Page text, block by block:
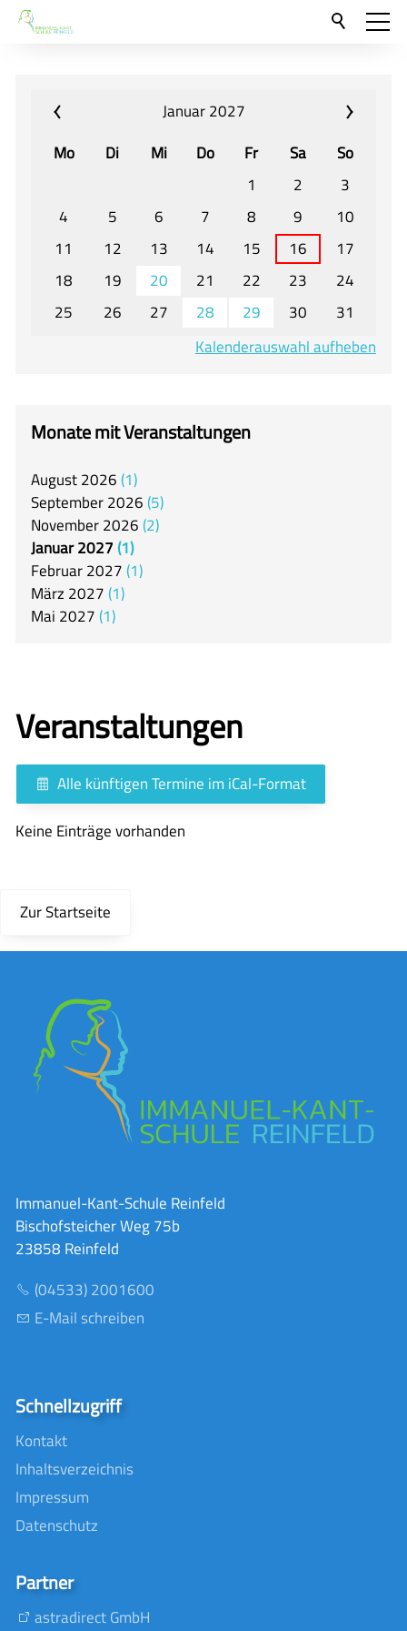
Neu hier?
Für Eltern und Schüler
Veranstaltungen und Termine
Unser Unterricht - Fachcurricula
Unsere Konzepte
Downloads
Unter-, Mittel und Oberstufe
itslearning
Arbeitsgemeinschaften
Mensa
Unsere Schulgemeinschaft
Kontakt
Januar 2027
Mo
Di Mi Do Fr Sa
So
1
2
3
4
5 6 7 8 9
10
11
12 13 14 15 16
17
18
19 20 21 22 23
24
25
26 27 28 29 30
31
Kalenderauswahl aufheben
Monate mit Veranstaltungen
August2026 1
September2026 5
November2026 2
Januar2027 1
Februar2027 1
März 2027 1
Mai 2027 1
Veranstaltungen
Alle künftigen Termine im iCal-Format
Keine Einträge vorhanden
Zur Startseite
Immanuel-Kant-Schule Reinfeld
Bischofsteicher Weg 75b
23858 Reinfeld
(04533) 2001600
E-Mail schreiben
Schnellzugriff
Kontakt
Inhaltsverzeichnis
Impressum
Datenschutz
Partner
astradirect GmbH